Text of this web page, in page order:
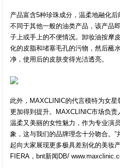
产品富含5种珍珠成分，温柔地融化后
不同于其他一般的油类产品，该产品
子上或手上的不便情况。卸妆油按摩
化的皮脂和堵塞毛孔的污物，然后蘸
净，使用后的皮肤变得光洁透亮。
此外，MAXCLINIC的代言模特为女
更加得到提升。MAXCLINIC市场负
温柔又美丽的女性魅力，作为专业演
象，这与我们的品牌理念十分吻合。”
起向大家展现更多极具差别化的美妆
FIERA，bnt新闻DB/